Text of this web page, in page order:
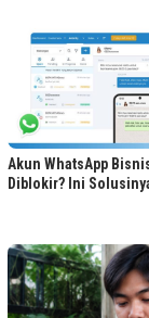
Akun WhatsApp
Diblokir? Ini